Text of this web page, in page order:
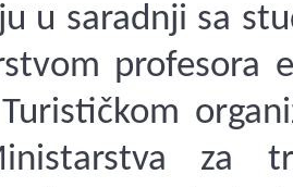
u saradnji sa
profesora
za